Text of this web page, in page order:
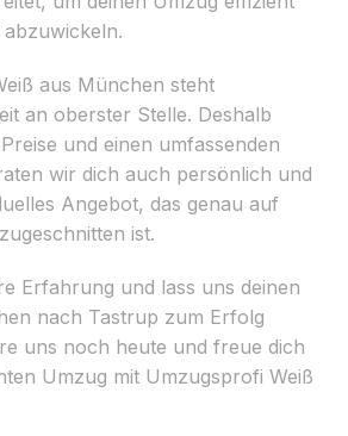
aus München steht
an oberster Stelle. Deshalb
und einen umfassenden
wir dich auch persönlich und
Angebot, das genau auf
ist.
Erfahrung und lass uns deinen
nach Tastrup zum Erfolg
uns noch heute und freue dich
Umzug mit Umzugsprofi Weiß